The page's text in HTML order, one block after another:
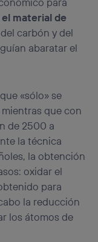
material de
carbón y del
abaratar el
«sólo» se
que con
de 2500 a
la técnica
la obtención
oxidar el
para
la reducción
los átomos de